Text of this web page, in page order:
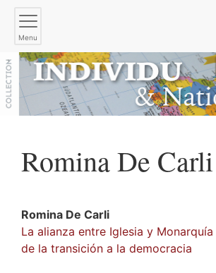
Menu
RominaDe Carli
Romina De Carli
La alianza entre Iglesia y Monarquía
de la transición a la democracia